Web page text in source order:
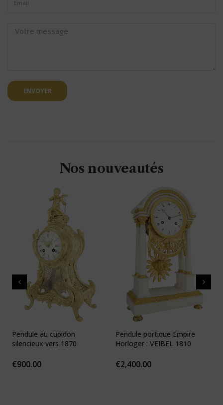
ENVOYER
Nos nouveautés
Pendule au cupidon
silencieux vers 1870
€900.00
Pendule portique Empire
Horloger : VEIBEL 1810
€2,400.00